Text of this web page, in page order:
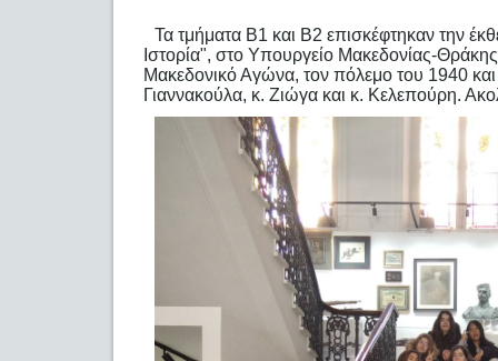
Τα τμήματα Β1 και Β2 επισκέφτηκαν την
Ιστορία", στο Υπουργείο Μακεδονίας-
Μακεδονικό Αγώνα, τον πόλεμο του 1940
Γιαννακούλα, κ. Ζιώγα και κ. Κελεπούρη.